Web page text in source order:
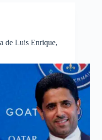
de Luis Enrique,